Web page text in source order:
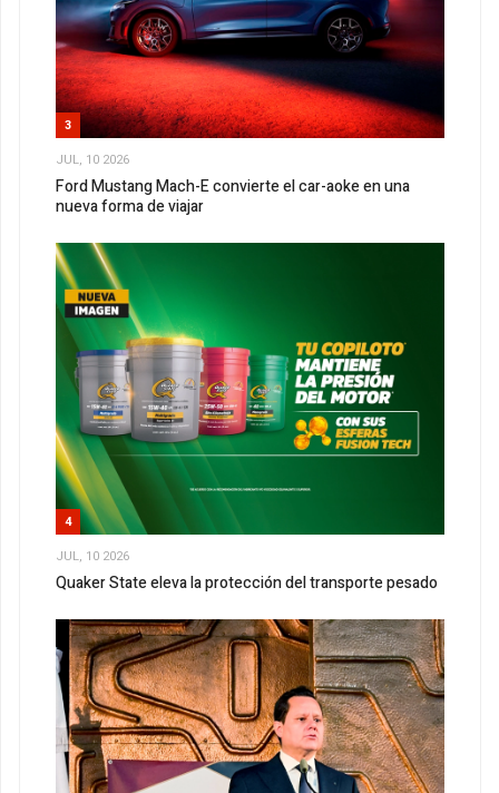
3
JUL, 10 2026
Ford Mustang Mach-E convierte el car-aoke en una
nueva forma de viajar
4
JUL, 10 2026
Quaker State eleva la protección del transporte pesado